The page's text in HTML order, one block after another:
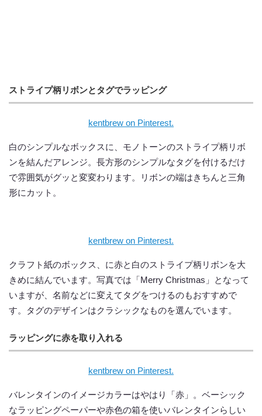
ストライプ柄リボンとタグでラッピング
kentbrew on Pinterest.
白のシンプルなボックスに、モノトーンのストライプ柄リボ
ンを結んだアレンジ。長方形のシンプルなタグを付けるだけ
で雰囲気がグッと変変わります。リボンの端はきちんと三角
形にカット。
kentbrew on Pinterest.
クラフト紙のボックス、に赤と白のストライプ柄リボンを大
きめに結んでいます。写真では「Merry Christmas」となって
いますが、名前などに変えてタグをつけるのもおすすめで
す。タグのデザインはクラシックなものを選んでいます。
ラッピングに赤を取り入れる
kentbrew on Pinterest.
バレンタインのイメージカラーはやはり「赤」。ベーシック
なラッピングペーパーや赤色の箱を使いバレンタインらしい